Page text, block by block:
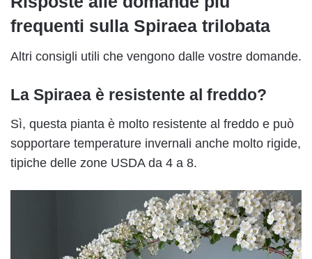
frequenti sulla Spiraea trilobata
Altri consigli utili che vengono dalle vostre domande.
La Spiraea è resistente al freddo?
Sì, questa pianta è molto resistente al freddo e può
sopportare temperature invernali anche molto rigide,
tipiche delle zone USDA da 4 a 8.